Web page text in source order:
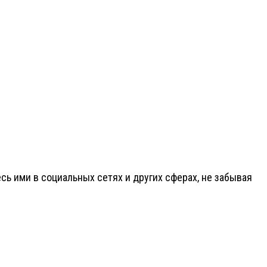
в социальных сетях и других сферах, не забывая